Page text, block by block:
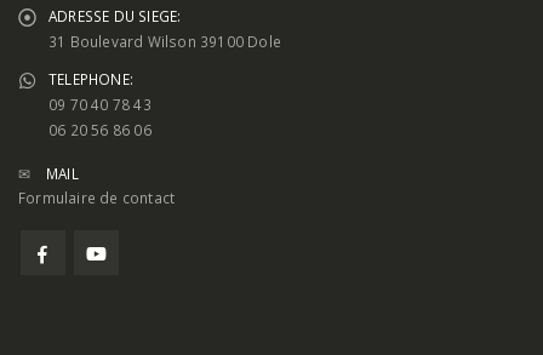
ADRESSE DU SIEGE:
31 Boulevard Wilson 39100 Dole
TELEPHONE:
09 70 40 78 43
06 20 56 86 06
✉ MAIL
Formulaire de contact